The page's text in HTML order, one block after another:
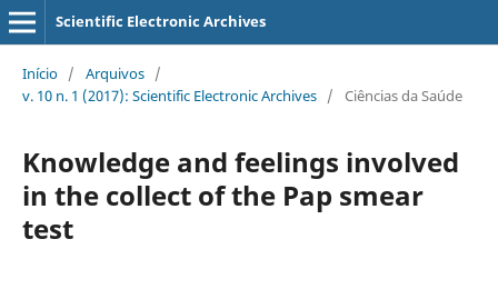
Scientific Electronic Archives
Início / Arquivos /
v. 10 n. 1 (2017): Scientific Electronic Archives / Ciências da Saúde
Knowledge and feelings involved
in the collect of the Pap smear
test